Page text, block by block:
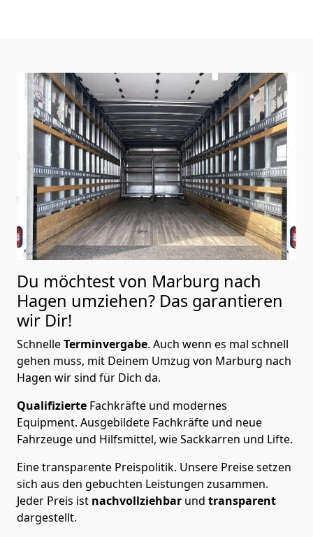
Du möchtest von Marburg nach
Hagen umziehen? Das garantieren
wir Dir!
SchnelleTerminvergabe. Auch wenn es mal schnell
gehen muss, mit Deinem Umzug von Marburg nach
Hagen wir sind für Dich da.
Qualifizierte Fachkräfte und modernes
Equipment. Ausgebildete Fachkräfte und neue
Fahrzeuge und Hilfsmittel, wie Sackkarren und Lifte.
Eine transparente Preispolitik. Unsere Preise setzen
sich aus den gebuchten Leistungen zusammen.
Jeder Preis ist nachvollziehbar und transparent
dargestellt.